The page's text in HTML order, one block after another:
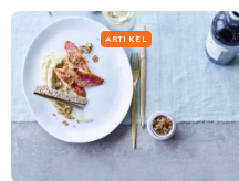
ARTIKEL